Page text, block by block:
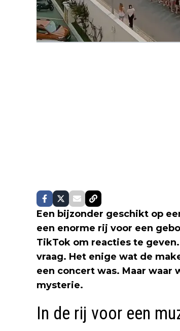
Een bijzonder geschikt op
een enorme rij voor een
TikTok om reacties te
vraag. Het enige wat de
een concert was. Maar
mysterie.
In de rij voor een